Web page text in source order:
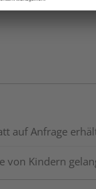
auf Anfrage
von Kindern